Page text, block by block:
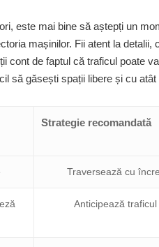
este mai bine să aștepți un
mașinilor. Fii atent la detalii,
cont de faptul că traficul poate
să găsești spații libere și cu
Strategie recomandată
Traversează cu
Anticipează